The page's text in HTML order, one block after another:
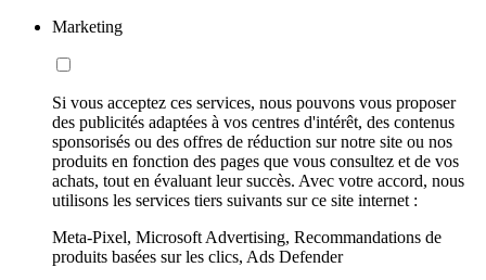
Marketing
Si vous acceptez ces services, nous pouvons vous proposer
des publicités adaptées à vos centres d'intérêt, des contenus
sponsorisés ou des offres de réduction sur notre site ou nos
produits en fonction des pages que vous consultez et de vos
achats, tout en évaluant leur succès. Avec votre accord, nous
utilisons les services tiers suivants sur ce site internet :
Meta-Pixel, Microsoft Advertising, Recommandations de
produits basées sur les clics, Ads Defender